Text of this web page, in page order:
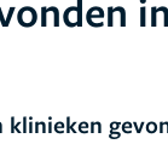
klinieken